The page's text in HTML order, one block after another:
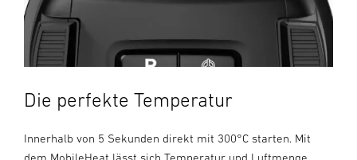
Die perfekte Temperatur
Innerhalb von 5 Sekunden direkt mit 300°C starten. Mit